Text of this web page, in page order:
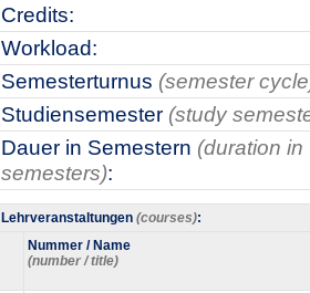
Credits:
Workload:
Semesterturnus (semester
Studiensemester (study
Dauer in Semestern (duration in
semesters):
Lehrveranstaltungen (courses):
Nummer / Name
(number / title)